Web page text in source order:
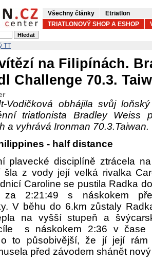
Všechny články
Etriatlon
TRIATLONOVÝ SHOP A ESHOP
TT
na Filipínách.
Challenge 70.3.
Vodičková obhájila svůj
triatlonista Bradley Weiss
a vyhrává Ironman 70.3.Taiwan.
- half distance
plavecké disciplíně ztrácela
z vody její velká rivalka
Caroline se pustila Radka
za 2:21:49 s náskokem
V běhu do 6.km zůstaly
na vyšší stupeň a
s náskokem 2:36 v čase
to působivější, že jí její
před závodem shánět